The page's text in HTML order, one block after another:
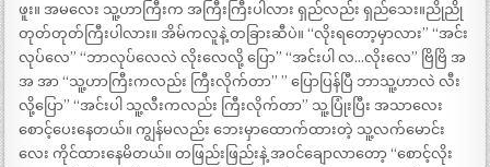
ဖူး။ အမလေး သူ့ဟာကြီးက အကြီးကြီးပါလား ရှည်လည်း ရှည်သေး။ညိုညို
တုတ်တုတ်ကြီးပါလား။ အိမ်ကလူနဲ့ တခြားဆီပဲ။ “လိုးရတော့မှာလား” “အင်း
လုပ်လေ” “ဘာလုပ်လေလဲ လိုးလေလို့ ပြော” “အင်းပါ လ…လိုးလေ” ဗြိဗြိ အ
အ အာ “သူ့ဟာကြီးကလည်း ကြီးလိုက်တာ” ” ပြောပြန်ပြီ ဘာသူ့ဟာလဲ လီး
လို့ပြော” “အင်းပါ သူ့လီးကလည်း ကြီးလိုက်တာ” သူ့ပြုံးပြီး အသာလေး
စောင့်ပေးနေတယ်။ ကျွန်မလည်း ဘေးမှာထောက်ထားတဲ့ သူ့လက်မောင်း
လေး ကိုင်ထားနေမိတယ်။ တဖြည်းဖြည်းနဲ့ အဝင်ချောလာတော့ “စောင့်လိုး